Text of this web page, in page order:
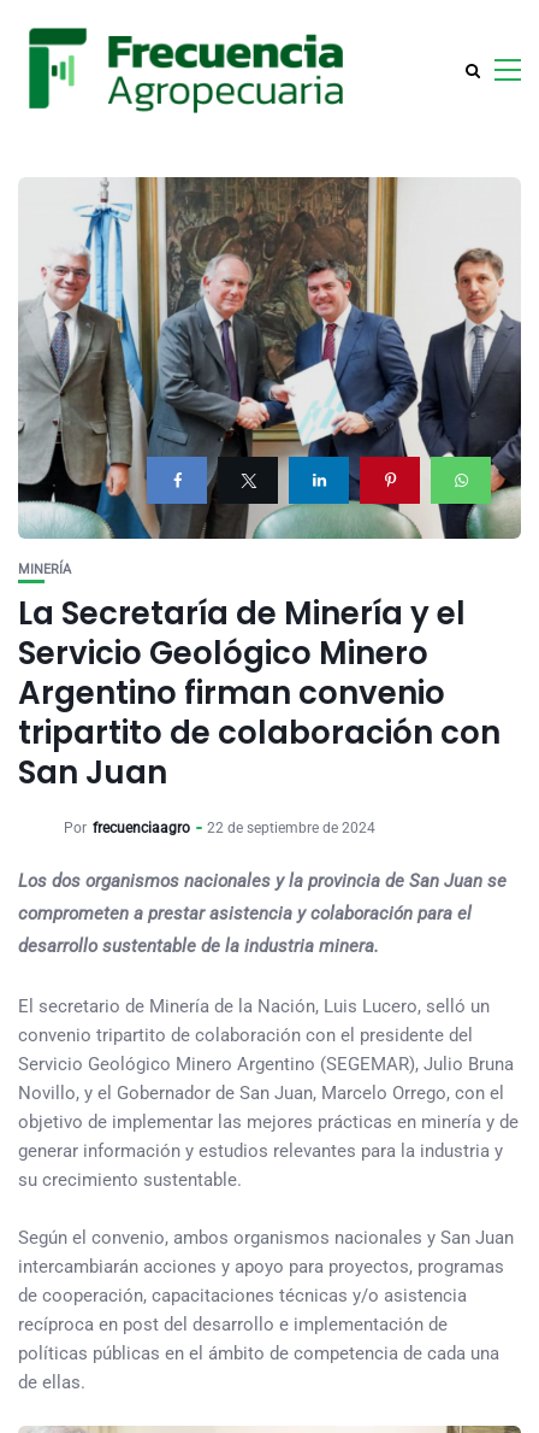
MINERÍA
La Secretaría de Minería y el
Servicio Geológico Minero
Argentino firman convenio
tripartito de colaboración con
San Juan
Por frecuenciaagro 22 de septiembre de 2024
Los dos organismos nacionales y la provincia de San Juan se
comprometen a prestar asistencia y colaboración para el
desarrollo sustentable de la industria minera.
El secretario de Minería de la Nación, Luis Lucero, selló un
convenio tripartito de colaboración con el presidente del
Servicio Geológico Minero Argentino (SEGEMAR), Julio Bruna
Novillo, y el Gobernador de San Juan, Marcelo Orrego, con el
objetivo de implementar las mejores prácticas en minería y de
generar información y estudios relevantes para la industria y
su crecimiento sustentable.
Según el convenio, ambos organismos nacionales y San Juan
intercambiarán acciones y apoyo para proyectos, programas
de cooperación, capacitaciones técnicas y/o asistencia
recíproca en post del desarrollo e implementación de
políticas públicas en el ámbito de competencia de cada una
de ellas.